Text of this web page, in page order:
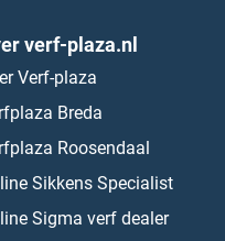
verf-plaza.nl
Verf-plaza
Breda
Roosendaal
Sikkens Specialist
Sigma verf dealer